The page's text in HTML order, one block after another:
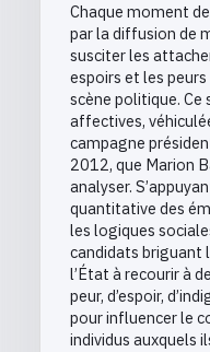
Chaque moment
par la diffusion de
susciter les
espoirs et les peurs
scène politique.
affectives,
campagne
2012, que Marion
analyser.
quantitative des
les logiques
candidats briguant
l’État à recourir à
peur, d’espoir,
pour influencer le
individus auxquels